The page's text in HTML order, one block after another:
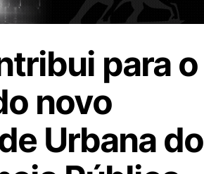
para o
novo
Urbana do